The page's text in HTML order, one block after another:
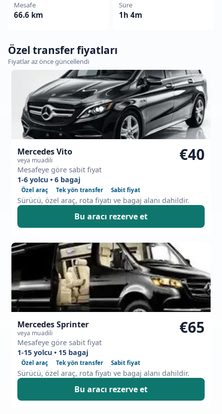
Mesafe
66.6 km
Süre
1h 4m
Özel transfer fiyatları
Fiyatlar az önce güncellendi
Mercedes Vito
veya muadili
Mesafeye göre sabit fiyat
€40
1-6 yolcu • 6 bagaj
Özel araç Tek yön transfer Sabit fiyat
Sürücü, özel araç, rota fiyatı ve bagaj alanı dahildir.
Bu aracı rezerve et
Mercedes Sprinter
veya muadili
Mesafeye göre sabit fiyat
€65
1-15 yolcu • 15 bagaj
Özel araç Tek yön transfer Sabit fiyat
Sürücü, özel araç, rota fiyatı ve bagaj alanı dahildir.
Bu aracı rezerve et